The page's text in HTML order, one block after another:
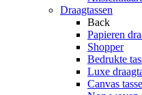
Draagtassen
Back
Papieren
Shopper
Bedrukte
Luxe
Canvas